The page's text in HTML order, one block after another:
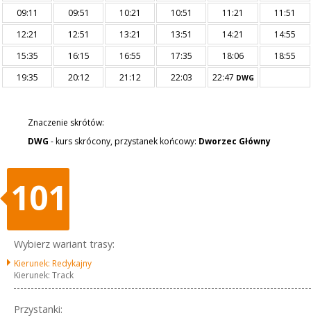
09:11
09:51 10:21 10:51 11:21
11:51
12:21
12:51 13:21 13:51 14:21
14:55
15:35
16:15 16:55 17:35 18:06
18:55
19:35
20:12 21:12 22:03 22:47 DWG
Znaczenie skrótów:
DWG - kurs skrócony, przystanek końcowy: Dworzec Główny
101
Wybierz wariant trasy:
Kierunek: Redykajny
Kierunek: Track
Przystanki: